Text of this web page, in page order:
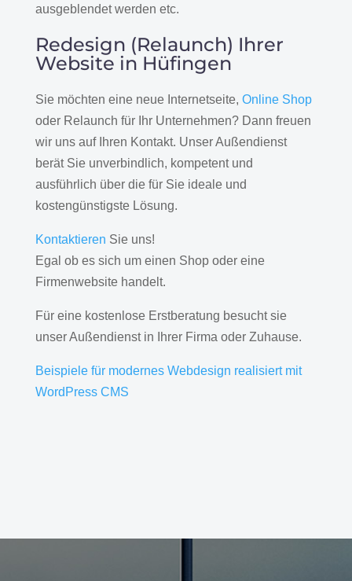
ausgeblendet werden etc.
Redesign (Relaunch) Ihrer
Website in Hüfingen
Sie möchten eine neue Internetseite, Online Shop
oder Relaunch für Ihr Unternehmen? Dann freuen
wir uns auf Ihren Kontakt. Unser Außendienst
berät Sie unverbindlich, kompetent und
ausführlich über die für Sie ideale und
kostengünstigste Lösung.
Kontaktieren Sie uns!
Egal ob es sich um einen Shop oder eine
Firmenwebsite handelt.
Für eine kostenlose Erstberatung besucht sie
unser Außendienst in Ihrer Firma oder Zuhause.
Beispiele für modernes Webdesign realisiert mit
WordPress CMS